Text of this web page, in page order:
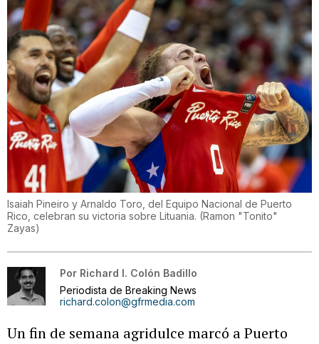
Isaiah Pineiro y Arnaldo Toro, del Equipo Nacional de Puerto
Rico, celebran su victoria sobre Lituania. (Ramon "Tonito"
Zayas)
Por Richard I. Colón Badillo
Periodista de Breaking News
richard.colon@gfrmedia.com
Un fin de semana agridulce marcó a Puerto